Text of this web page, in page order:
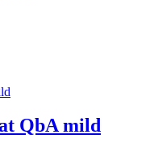
QbA mild